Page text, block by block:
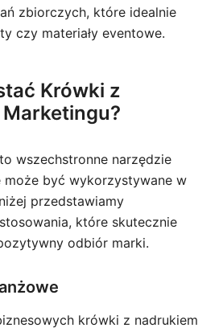
zbiorczych, które idealnie
czy materiały eventowe.
Krówki z
wszechstronne narzędzie
może być wykorzystywane w
przedstawiamy
które skutecznie
odbiór marki.
krówki z nadrukiem